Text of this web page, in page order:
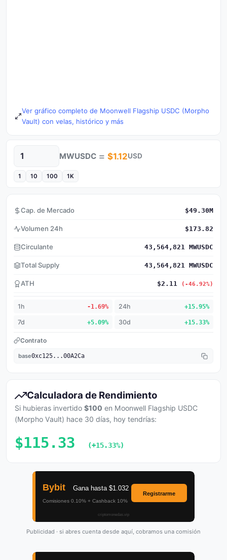
Ver gráfico completo de Moonwell Flagship USDC (Morpho
Vault) con velas, histórico y más
Cantidad MWUSDC = $1.12USD
1 10 100 1K
Cap. de Mercado $49.30M
Volumen 24h $173.82
Circulante 43,564,821 MWUSDC
Total Supply 43,564,821 MWUSDC
ATH $2.11 (-46.92%)
1h -1.69% 24h +15.95%
7d +5.09% 30d +15.33%
Contrato
base0xc125...00A2Ca
Calculadora de Rendimiento
Si hubieras invertido $100 en Moonwell Flagship USDC
(Morpho Vault) hace 30 días, hoy tendrías:
$115.33 (+15.33%)
Publicidad · si abres cuenta desde aquí, cobramos una comisión